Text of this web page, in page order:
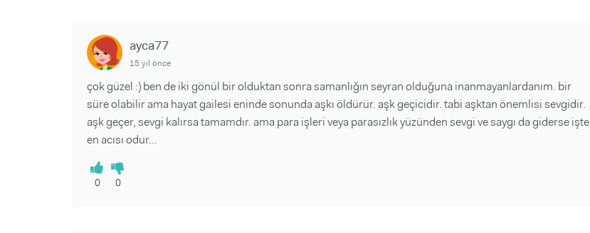
ayca77
15 yıl önce
çok güzel :) ben de iki gönül bir olduktan sonra samanlığın seyran olduğuna inanmayanlardanım. bir
süre olabilir ama hayat gailesi eninde sonunda aşkı öldürür. aşk geçicidir. tabi aşktan önemlisi sevgidir.
aşk geçer, sevgi kalırsa tamamdır. ama para işleri veya parasızlık yüzünden sevgi ve saygı da giderse işte
en acısı odur...
0 0